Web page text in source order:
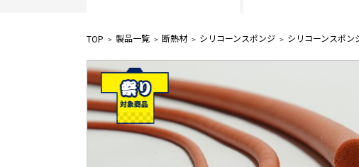
TOP 製品一覧 断熱材 シリコーンスポンジ シリコーンスポン